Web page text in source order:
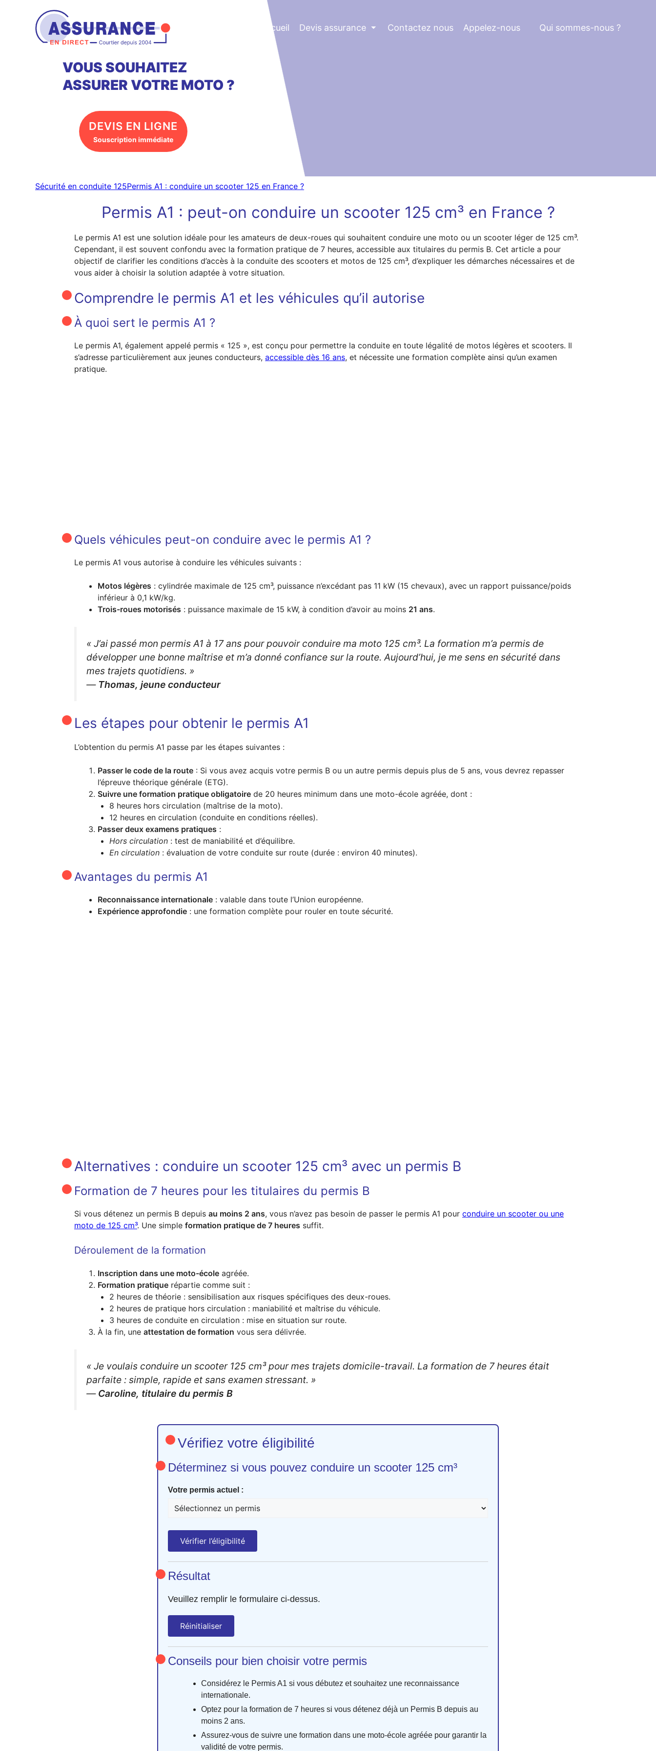
Accueil Devis assurance ⏷ Contactez nous Appelez-nous Qui sommes-nous ?
VOUS SOUHAITEZ
ASSURER VOTRE MOTO ?
DEVIS EN LIGNE
Souscription immédiate
Sécurité en conduite 125Permis A1 : conduire un scooter 125 en France ?
Permis A1 : peut-on conduire un scooter 125 cm³ en France ?
Le permis A1 est une solution idéale pour les amateurs de deux-roues qui souhaitent conduire une moto ou un scooter léger de 125 cm³.
Cependant, il est souvent confondu avec la formation pratique de 7 heures, accessible aux titulaires du permis B. Cet article a pour
objectif de clarifier les conditions d’accès à la conduite des scooters et motos de 125 cm³, d’expliquer les démarches nécessaires et de
vous aider à choisir la solution adaptée à votre situation.
Comprendre le permis A1 et les véhicules qu’il autorise
À quoi sert le permis A1 ?
Le permis A1, également appelé permis « 125 », est conçu pour permettre la conduite en toute légalité de motos légères et scooters. Il
s’adresse particulièrement aux jeunes conducteurs, accessible dès 16 ans, et nécessite une formation complète ainsi qu’un examen
pratique.
Quels véhicules peut-on conduire avec le permis A1 ?
Le permis A1 vous autorise à conduire les véhicules suivants :
Motos légères : cylindrée maximale de 125 cm³, puissance n’excédant pas 11 kW (15 chevaux), avec un rapport puissance/poids
inférieur à 0,1 kW/kg.
Trois-roues motorisés : puissance maximale de 15 kW, à condition d’avoir au moins 21 ans.
« J’ai passé mon permis A1 à 17 ans pour pouvoir conduire ma moto 125 cm³. La formation m’a permis de
développer une bonne maîtrise et m’a donné confiance sur la route. Aujourd’hui, je me sens en sécurité dans
mes trajets quotidiens. »
— Thomas, jeune conducteur
Les étapes pour obtenir le permis A1
L’obtention du permis A1 passe par les étapes suivantes :
Passer le code de la route : Si vous avez acquis votre permis B ou un autre permis depuis plus de 5 ans, vous devrez repasser
l’épreuve théorique générale (ETG).
Suivre une formation pratique obligatoire de 20 heures minimum dans une moto-école agréée, dont :
8 heures hors circulation (maîtrise de la moto).
12 heures en circulation (conduite en conditions réelles).
Passer deux examens pratiques :
Hors circulation : test de maniabilité et d’équilibre.
En circulation : évaluation de votre conduite sur route (durée : environ 40 minutes).
Avantages du permis A1
Reconnaissance internationale : valable dans toute l’Union européenne.
Expérience approfondie : une formation complète pour rouler en toute sécurité.
Alternatives : conduire un scooter 125 cm³ avec un permis B
Formation de 7 heures pour les titulaires du permis B
Si vous détenez un permis B depuis au moins 2 ans, vous n’avez pas besoin de passer le permis A1 pour conduire un scooter ou une
moto de 125 cm³. Une simple formation pratique de 7 heures suffit.
Déroulement de la formation
Inscription dans une moto-école agréée.
Formation pratique répartie comme suit :
2 heures de théorie : sensibilisation aux risques spécifiques des deux-roues.
2 heures de pratique hors circulation : maniabilité et maîtrise du véhicule.
3 heures de conduite en circulation : mise en situation sur route.
À la fin, une attestation de formation vous sera délivrée.
« Je voulais conduire un scooter 125 cm³ pour mes trajets domicile-travail. La formation de 7 heures était
parfaite : simple, rapide et sans examen stressant. »
— Caroline, titulaire du permis B
Vérifiez votre éligibilité
Déterminez si vous pouvez conduire un scooter 125 cm³
Votre permis actuel :
Vérifier l’éligibilité
Résultat
Veuillez remplir le formulaire ci-dessus.
Réinitialiser
Conseils pour bien choisir votre permis
Considérez le Permis A1 si vous débutez et souhaitez une reconnaissance
internationale.
Optez pour la formation de 7 heures si vous détenez déjà un Permis B depuis au
moins 2 ans.
Assurez-vous de suivre une formation dans une moto-école agréée pour garantir la
validité de votre permis.